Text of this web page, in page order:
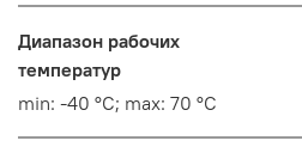
Диапазон рабочих
температур
min: -40 °C; max: 70 °C